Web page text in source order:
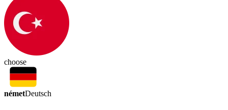
choose
németDeutsch